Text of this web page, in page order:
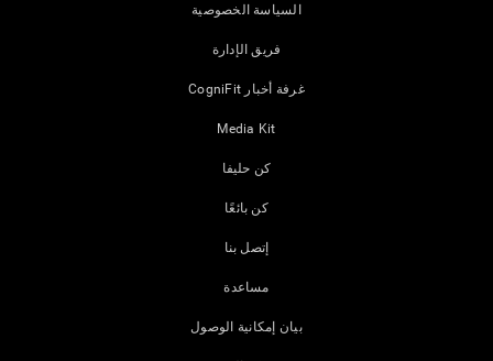
السياسة الخصوصية
فريق الإدارة
غرفة أخبار CogniFit
Media Kit
كن حليفا
كن بائعًا
إتصل بنا
مساعدة
بيان إمكانية الوصول